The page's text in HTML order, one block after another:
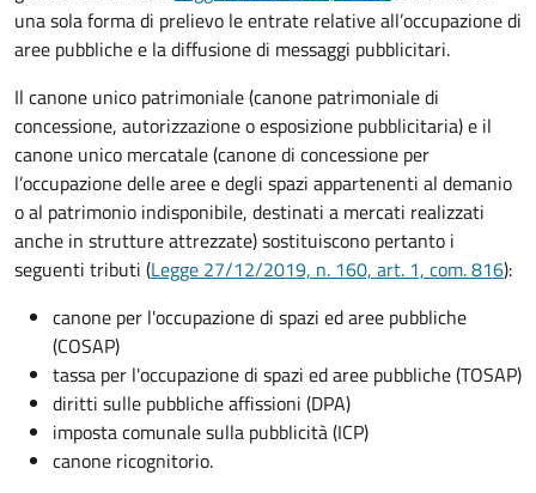
una sola forma di prelievo le entrate relative all’occupazione di
aree pubbliche e la diffusione di messaggi pubblicitari.
Il canone unico patrimoniale (canone patrimoniale di
concessione, autorizzazione o esposizione pubblicitaria) e il
canone unico mercatale (canone di concessione per
l’occupazione delle aree e degli spazi appartenenti al demanio
o al patrimonio indisponibile, destinati a mercati realizzati
anche in strutture attrezzate) sostituiscono pertanto i
seguenti tributi (Legge 27/12/2019, n. 160, art. 1, com. 816):
canone per l'occupazione di spazi ed aree pubbliche
(COSAP)
tassa per l'occupazione di spazi ed aree pubbliche (TOSAP)
diritti sulle pubbliche affissioni (DPA)
imposta comunale sulla pubblicità (ICP)
canone ricognitorio.